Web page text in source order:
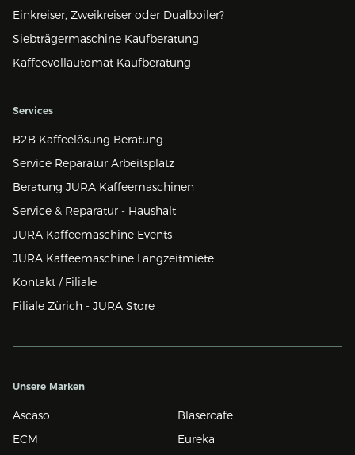
Einkreiser, Zweikreiser oder Dualboiler?
Siebträgermaschine Kaufberatung
Kaffeevollautomat Kaufberatung
Services
B2B Kaffeelösung Beratung
Service Reparatur Arbeitsplatz
Beratung JURA Kaffeemaschinen
Service & Reparatur - Haushalt
JURA Kaffeemaschine Events
JURA Kaffeemaschine Langzeitmiete
Kontakt / Filiale
Filiale Zürich - JURA Store
Unsere Marken
Ascaso
Blasercafe
ECM
Eureka